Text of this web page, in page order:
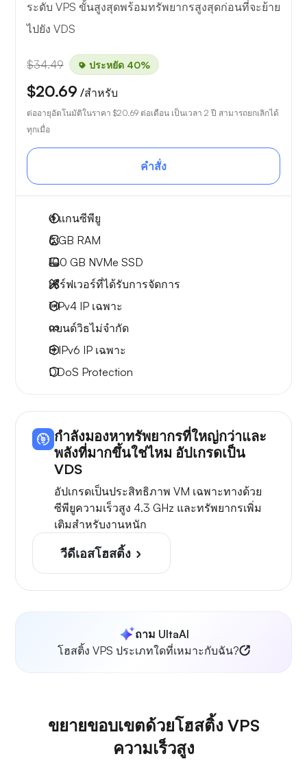
ระดับ VPS ขั้นสูงสุดพร้อมทรัพยากรสูงสุดก่อนที่จะย้าย
ไปยัง VDS
$34.49 ประหยัด 40%
$20.69 /สำหรับ
ต่ออายุอัตโนมัติในราคา $20.69 ต่อเดือน เป็นเวลา 2 ปี สามารถยกเลิกได้
ทุกเมื่อ
คำสั่ง
4แกนซีพียู
6 GB RAM
100 GB NVMe SSD
เซิร์ฟเวอร์ที่ได้รับการจัดการ
1 IPv4 IP เฉพาะ
แบนด์วิธไม่จำกัด
8 IPv6 IP เฉพาะ
DDoS Protection
กำลังมองหาทรัพยากรที่ใหญ่กว่าและ
พลังที่มากขึ้นใช่ไหม อัปเกรดเป็น
VDS
อัปเกรดเป็นประสิทธิภาพ VM เฉพาะทางด้วย
ซีพียูความเร็วสูง 4.3 GHz และทรัพยากรเพิ่ม
เติมสำหรับงานหนัก
วีดีเอสโฮสติ้ง
ถาม UltaAI
โฮสติ้ง VPS ประเภทใดที่เหมาะกับฉัน?
ขยายขอบเขตด้วยโฮสติ้ง VPS
ความเร็วสูง